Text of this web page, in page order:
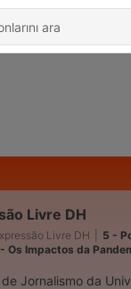
Livre DH
Livre DH
5 -
Os Impactos da
Jornalismo da